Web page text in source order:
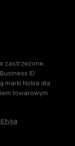
zastrzeżone.
ID
marki Nokia dla
towarowym
Etyka